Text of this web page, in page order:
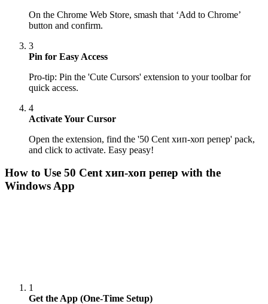
On the Chrome Web Store, smash that ‘Add to Chrome’
button and confirm.
3
Pin for Easy Access
Pro-tip: Pin the 'Cute Cursors' extension to your toolbar for
quick access.
4
Activate Your Cursor
Open the extension, find the '50 Cent хип-хоп репер' pack,
and click to activate. Easy peasy!
How to Use 50 Cent хип-хоп репер with the
Windows App
1
Get the App (One-Time Setup)